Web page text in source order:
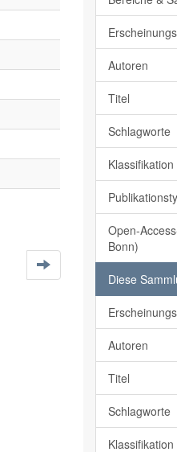
Autoren
Titel
Schlagworte
Klassifikation
Open-
Bonn)
Diese
Autoren
Titel
Schlagworte
Klassifikation